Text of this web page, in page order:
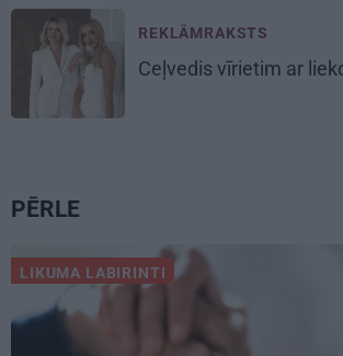
REKLĀMRAKSTS
Ceļvedis vīrietim ar
PĒRLE
LIKUMA LABIRINTI